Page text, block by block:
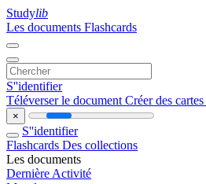
Studylib
Les documents Flashcards
S''identifier
Téléverser le document Créer des
×
S''identifier
Flashcards Des collections
Les documents
Dernière Activité